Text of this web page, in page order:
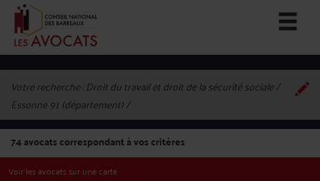
Votre recherche :Droit du travail et droit de la sécurité sociale /
Essonne 91 (département)
74avocats correspondant à vos critères
Voir les avocats sur une carte